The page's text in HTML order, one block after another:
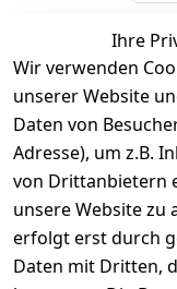
inkl.
Ihre
Wir verwenden
unserer Website
Daten von
Adresse), um z.B.
von Drittanbietern
unsere Website zu
erfolgt erst durch
Daten mit Dritten,
Rechtliches